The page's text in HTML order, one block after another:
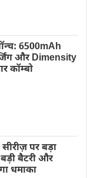
6500mAh
और Dimensity
कॉम्बो
पर बड़ा
बैटरी और
धमाका